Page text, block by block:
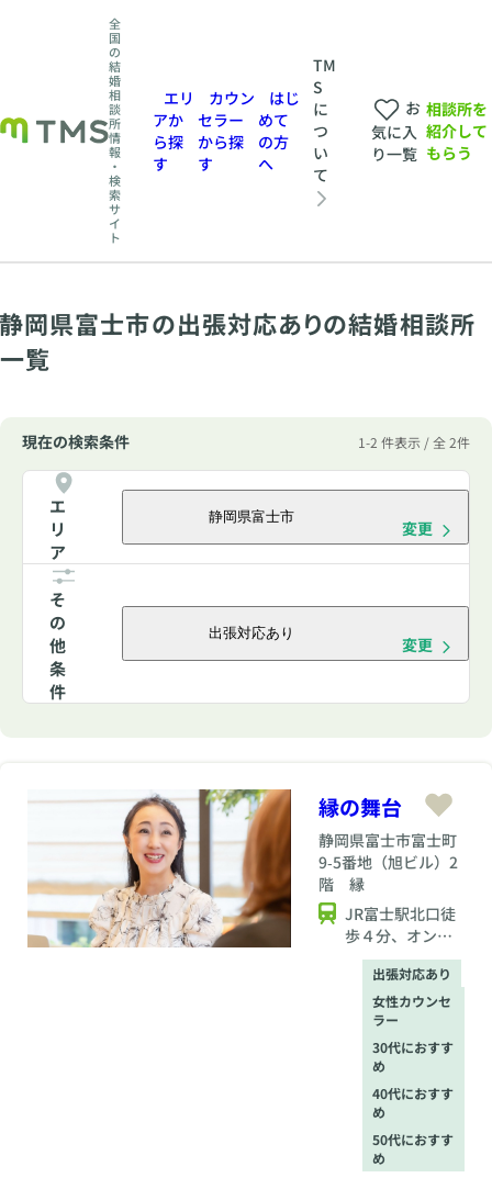
全
国
の
結
婚
相
談
所
情
報
・
検
索
サ
イ
ト
エリ
アか
ら探
す
カウン
セラー
から探
す
はじ
めて
の方
へ
TM
S
に
つ
い
て
お
気に入
り一覧
相談所を
紹介して
もらう
岡県富士市の出張対応ありの結婚相談所
一覧
現在の検索条件 1-2 件表示 / 全 2件
エ
リ
ア
静岡県富士市
変更
そ
の
他
条
件
出張対応あり
変更
縁の舞台
静岡県富士市富士町
9‐5番地（旭ビル）2
階 縁
JR富士駅北口徒
歩４分、オンラ
イン.直接対応
可、お近くの方
には、ご予約時
に場所をご案内
いたします。
出張対応あり
女性カウンセ
ラー
30代におすす
め
40代におすす
め
50代におすす
め